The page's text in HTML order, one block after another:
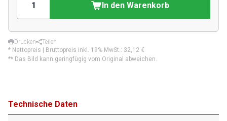
In den Warenkorb
Drucken
Teilen
* Nettopreis | Bruttopreis inkl. 19% MwSt.: 32,12 €
** Das Bild kann geringfügig vom Original abweichen.
Technische Daten